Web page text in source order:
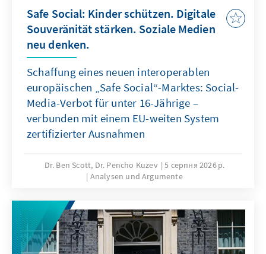
Safe Social: Kinder schützen. Digitale
Souveränität stärken. Soziale Medien
neu denken.
Schaffung eines neuen interoperablen
europäischen „Safe Social“-Marktes: Social-
Media-Verbot für unter 16-Jährige –
verbunden mit einem EU-weiten System
zertifizierter Ausnahmen
Dr. Ben Scott, Dr. Pencho Kuzev
5 серпня 2026 р.
Analysen und Argumente